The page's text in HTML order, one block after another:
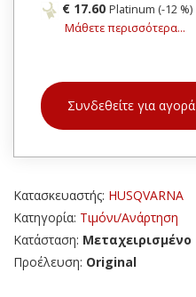
€ 17.60 Platinum (-12 %)
Μάθετε περισσότερα...
Συνδεθείτε για αγορά
Κατασκευαστής: HUSQVARNA
Κατηγορία: Τιμόνι/Ανάρτηση
Κατάσταση: Μεταχειρισμένο
Προέλευση: Original